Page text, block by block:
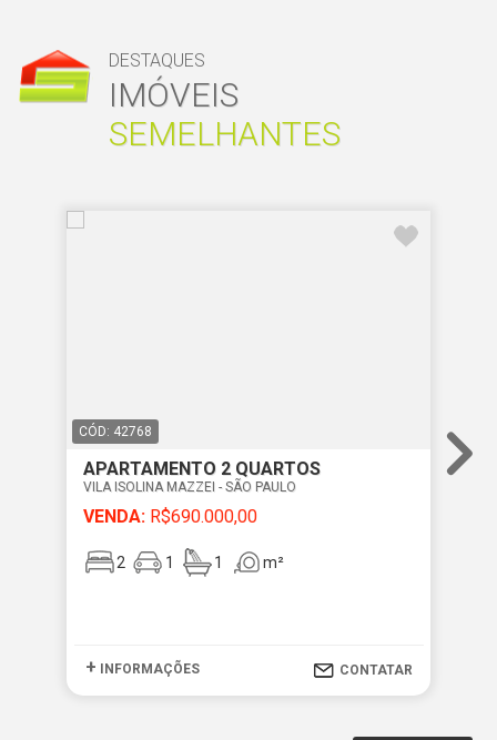
DESTAQUES
IMÓVEIS
SEMELHANTES
CÓD: 42768
APARTAMENTO 2 QUARTOS
VILA ISOLINA MAZZEI - SÃO PAULO
VENDA: R$690.000,00
2 1 1 m²
+ INFORMAÇÕES CONTATAR